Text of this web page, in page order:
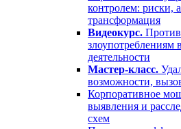
контролем: риски,
трансформация
Видеокурс.
злоупотреблениям
деятельности
Мастер-класс.
возможности,
Корпоративное
выявления и
схем